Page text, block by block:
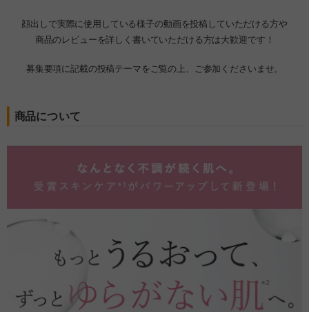
顔出しで実際に使用している様子の動画を投稿していただける方や
商品のレビューを詳しく書いていただける方は大歓迎です！
募集要項に記載の投稿テーマをご覧の上、ご参加くださいませ。
商品について